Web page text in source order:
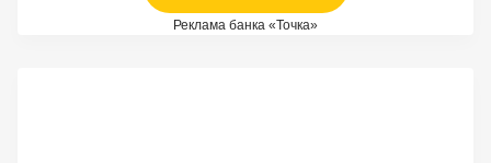
Реклама банка «Точка»